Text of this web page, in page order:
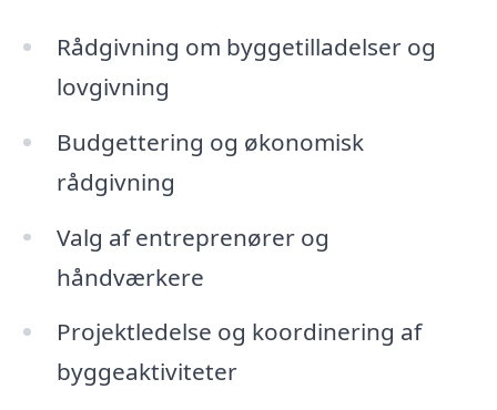
Rådgivning om byggetilladelser og
lovgivning
Budgettering og økonomisk
rådgivning
Valg af entreprenører og
håndværkere
Projektledelse og koordinering af
byggeaktiviteter